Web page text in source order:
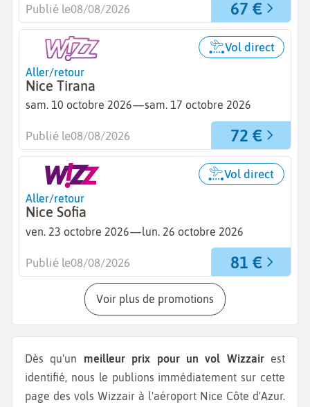
67 €
Publié le08/08/2026
Aller/retour
Nice Tirana
sam. 10 octobre 2026—sam. 17 octobre 2026
Vol direct
72 €
Publié le08/08/2026
Aller/retour
Nice Sofia
ven. 23 octobre 2026—lun. 26 octobre 2026
Vol direct
81 €
Publié le08/08/2026
Voir plus de promotions
Dès qu'un meilleur prix pour un vol Wizzairest
identifié, nous le publions immédiatement sur cette
page des vols Wizzair à l'aéroport Nice Côte d'Azur.